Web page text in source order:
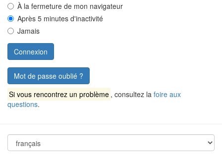
À la fermeture de mon navigateur
Après 5 minutes d'inactivité
Jamais
Mot de passe oublié ?
Si vous rencontrez un problème , consultez la foire aux
questions.